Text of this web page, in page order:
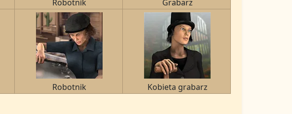
Robotnik Grabarz
Robotnik Kobieta grabarz